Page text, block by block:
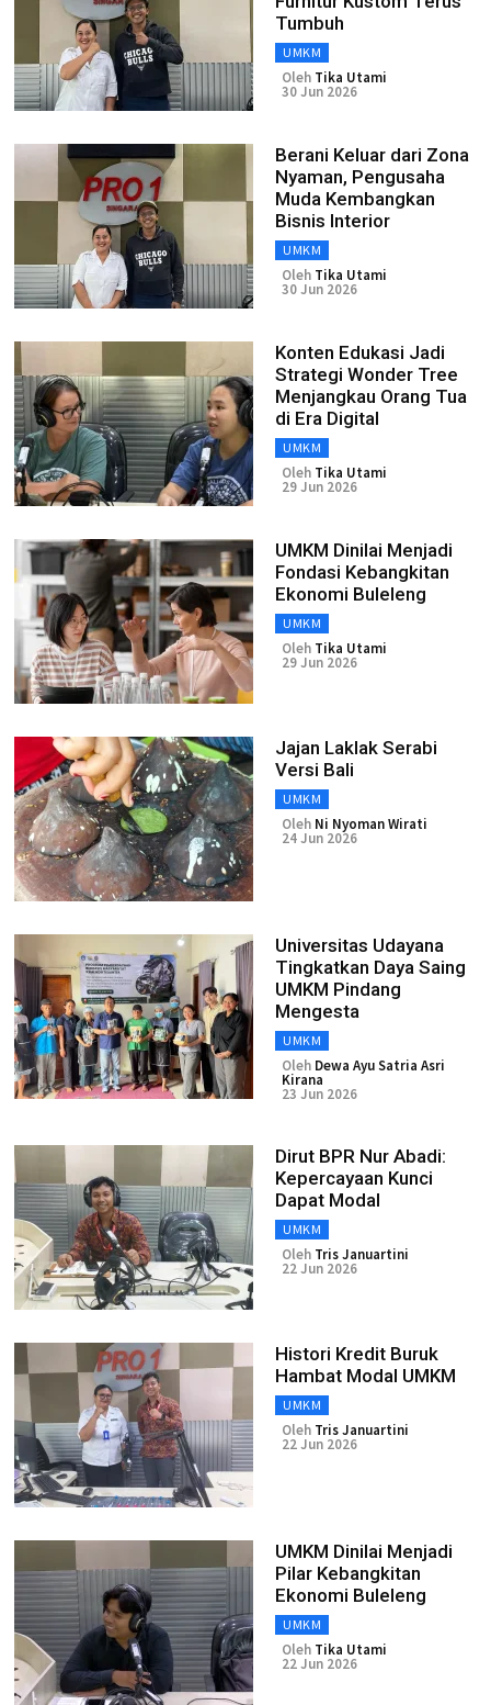
Tumbuh
UMKM
Oleh Tika Utami
30 Jun 2026
Berani Keluar dari Zona
Nyaman, Pengusaha
Muda Kembangkan
Bisnis Interior
UMKM
Oleh Tika Utami
30 Jun 2026
Konten Edukasi Jadi
Strategi Wonder Tree
Menjangkau Orang Tua
di Era Digital
UMKM
Oleh Tika Utami
29 Jun 2026
UMKM Dinilai Menjadi
Fondasi Kebangkitan
Ekonomi Buleleng
UMKM
Oleh Tika Utami
29 Jun 2026
Jajan Laklak Serabi
Versi Bali
UMKM
Oleh Ni Nyoman Wirati
24 Jun 2026
Universitas Udayana
Tingkatkan Daya Saing
UMKM Pindang
Mengesta
UMKM
Oleh Dewa Ayu Satria Asri
Kirana
23 Jun 2026
Dirut BPR Nur Abadi:
Kepercayaan Kunci
Dapat Modal
UMKM
Oleh Tris Januartini
22 Jun 2026
Histori Kredit Buruk
Hambat Modal UMKM
UMKM
Oleh Tris Januartini
22 Jun 2026
UMKM Dinilai Menjadi
Pilar Kebangkitan
Ekonomi Buleleng
UMKM
Oleh Tika Utami
22 Jun 2026